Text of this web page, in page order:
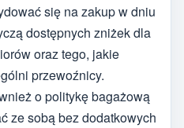
się na zakup w dniu
dostępnych zniżek dla
oraz tego, jakie
przewoźnicy.
o politykę bagażową
ze sobą bez dodatkowych